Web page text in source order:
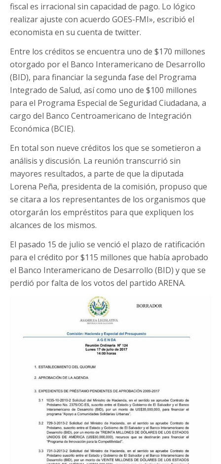
fiscal es irracional sin capacidad de pago. Lo lógico
realizar ajuste con acuerdo GOES-FMI», escribió el
economista en su cuenta de twitter.
Entre los créditos se encuentra uno de $170 millones
otorgado por el Banco Interamericano de Desarrollo
(BID), para financiar la segunda fase del Programa
Integrado de Salud, así como uno de $100 millones
para el Programa Especial de Seguridad Ciudadana, a
cargo del Banco Centroamericano de Integración
Económica (BCIE).
En total son nueve créditos los que se sometieron a
análisis y discusión. La reunión transcurrió sin
mayores resultados, a parte de que la diputada
Lorena Peña, presidenta de la comisión, propuso que
se citara a los representantes de los organismos que
otorgarán los empréstitos para que expliquen los
alcances de los mismos.
El pasado 15 de julio se venció el plazo de ratificación
para el crédito por $115 millones que había aprobado
el Banco Interamericano de Desarrollo (BID) y que se
perdió por falta de los votos del partido ARENA.